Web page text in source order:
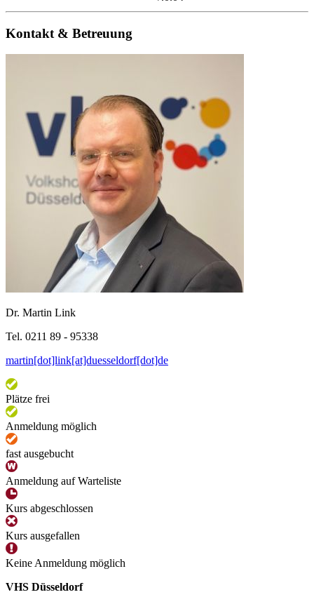
Kontakt & Betreuung
Dr. Martin Link
Tel. 0211 89 - 95338
martin[dot]link[at]duesseldorf[dot]de
Plätze frei
Anmeldung möglich
fast ausgebucht
Anmeldung auf Warteliste
Kurs abgeschlossen
Kurs ausgefallen
Keine Anmeldung möglich
VHS Düsseldorf